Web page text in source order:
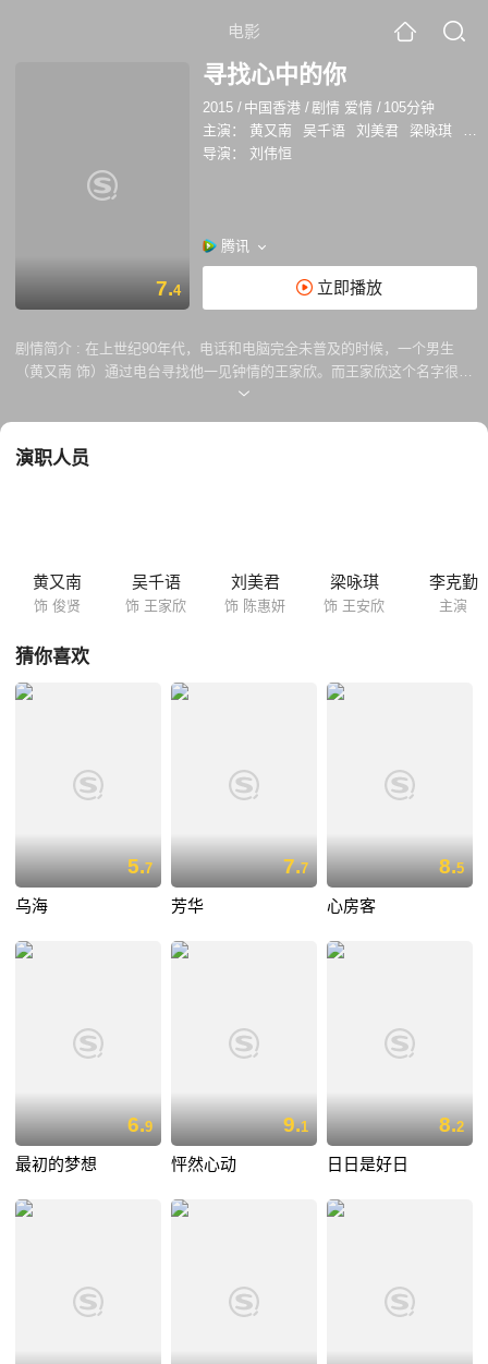
电影
7.4
寻找心中的你
2015 / 中国香港 /剧情 爱情 / 105分钟
主演：
黄又南 吴千语 刘美君 梁咏琪
李
导演：
刘伟恒
腾讯
立即播放
剧情简介 : 在上世纪90年代，电话和电脑完全未普及的时候，一个男生
（黄又南 饰）通过电台寻找他一见钟情的王家欣。而王家欣这个名字很普
遍，他找到了其中的一个“王家欣”（吴千语饰），但却不并非他的真命天
20世纪90年代发生在香港的一个男主角寻找一个叫王家欣的女生的故事。
演职人员
黄又南
饰 俊贤
吴千语
饰 王家欣
刘美君
饰 陈惠妍
梁咏琪
饰 王安欣
李克勤
主演
猜你喜欢
5.7
乌海
7.7
芳华
8.5
心房客
6.9
最初的梦想
9.1
怦然心动
8.2
日日是好日